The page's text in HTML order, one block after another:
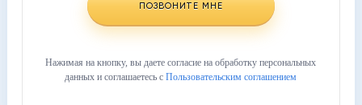
ПОЗВОНИТЕ МНЕ
Нажимая на кнопку, вы даете согласие на обработку персональных
данных и соглашаетесь сПользовательским соглашением